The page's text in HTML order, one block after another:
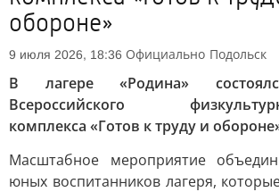
обороне»
9 июля 2026, 18:36 Официально Подольск
В лагере «Родина»
Всероссийского
комплекса «Готов к труду и
Масштабное мероприятие
юных воспитанников лагеря,